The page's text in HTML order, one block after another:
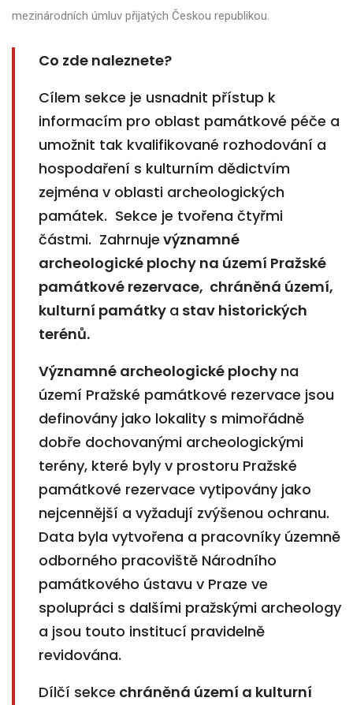
mezinárodních úmluv přijatých Českou republikou.
Co zde naleznete?
Cílem sekce je usnadnit přístup k
informacím pro oblast památkové péče a
umožnit tak kvalifikované rozhodování a
hospodaření s kulturním dědictvím
zejména v oblasti archeologických
památek. Sekce je tvořena čtyřmi
částmi. Zahrnuje významné
archeologické plochy na území Pražské
památkové rezervace, chráněná území,
kulturní památky a stav historických
terénů.
Významné archeologické plochy na
území Pražské památkové rezervace jsou
definovány jako lokality s mimořádně
dobře dochovanými archeologickými
terény, které byly v prostoru Pražské
památkové rezervace vytipovány jako
nejcennější a vyžadují zvýšenou ochranu.
Data byla vytvořena a pracovníky územně
odborného pracoviště Národního
památkového ústavu v Praze ve
spolupráci s dalšími pražskými archeology
a jsou touto institucí pravidelně
revidována.
Dílčí sekce chráněná území a kulturní